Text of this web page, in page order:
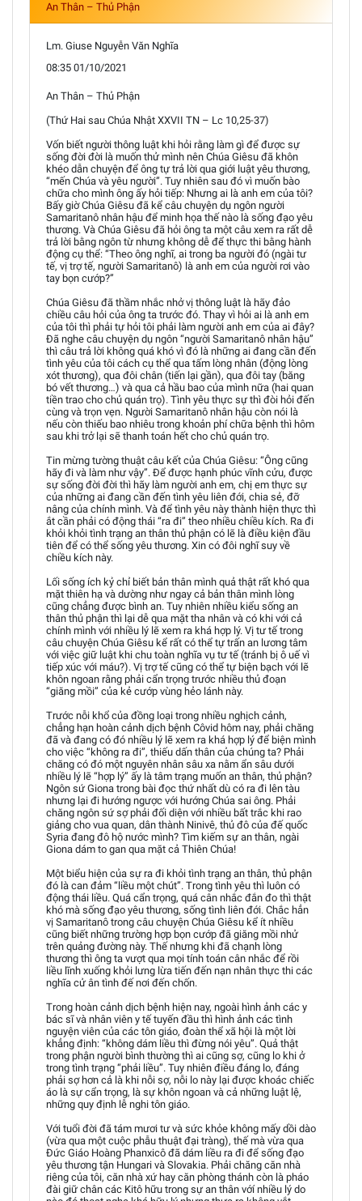
An Thân – Thủ Phận
Lm. Giuse Nguyễn Văn Nghĩa
08:35 01/10/2021
An Thân – Thủ Phận
(Thứ Hai sau Chúa Nhật XXVII TN – Lc 10,25-37)
Vốn biết người thông luật khi hỏi rằng làm gì để được sự
sống đời đời là muốn thử mình nên Chúa Giêsu đã khôn
khéo dẫn chuyện để ông tự trả lời qua giới luật yêu thương,
“mến Chúa và yêu người”. Tuy nhiên sau đó vì muốn bào
chữa cho mình ông ấy hỏi tiếp: Nhưng ai là anh em của tôi?
Bấy giờ Chúa Giêsu đã kể câu chuyện dụ ngôn người
Samaritanô nhân hậu để minh họa thế nào là sống đạo yêu
thương. Và Chúa Giêsu đã hỏi ông ta một câu xem ra rất dễ
trả lời bằng ngôn từ nhưng không dễ để thực thi bằng hành
động cụ thể: “Theo ông nghĩ, ai trong ba người đó (ngài tư
tế, vị trợ tế, người Samaritanô) là anh em của người rơi vào
tay bọn cướp?”
Chúa Giêsu đã thầm nhắc nhở vị thông luật là hãy đảo
chiều câu hỏi của ông ta trước đó. Thay vì hỏi ai là anh em
của tôi thì phải tự hỏi tôi phải làm người anh em của ai đây?
Đã nghe câu chuyện dụ ngôn “người Samaritanô nhân hậu”
thì câu trả lời không quá khó vì đó là những ai đang cần đến
tình yêu của tôi cách cụ thể qua tấm lòng nhân (động lòng
xót thương), qua đôi chân (tiến lại gần), qua đôi tay (băng
bó vết thương…) và qua cả hầu bao của mình nữa (hai quan
tiền trao cho chủ quán trọ). Tình yêu thực sự thì đòi hỏi đến
cùng và trọn vẹn. Người Samaritanô nhân hậu còn nói là
nếu còn thiếu bao nhiêu trong khoản phí chữa bệnh thì hôm
sau khi trở lại sẽ thanh toán hết cho chủ quán trọ.
Tin mừng tường thuật câu kết của Chúa Giêsu: “Ông cũng
hãy đi và làm như vậy”. Để được hạnh phúc vĩnh cửu, được
sự sống đời đời thì hãy làm người anh em, chị em thực sự
của những ai đang cần đến tình yêu liên đới, chia sẻ, đỡ
nâng của chính mình. Và để tình yêu này thành hiện thực thì
ắt cần phải có động thái “ra đi” theo nhiều chiều kích. Ra đi
khỏi khỏi tình trạng an thân thủ phận có lẽ là điều kiện đầu
tiên để có thể sống yêu thương. Xin có đôi nghĩ suy về
chiều kích này.
Lối sống ích kỷ chỉ biết bản thân mình quả thật rất khó qua
mặt thiên hạ và dường như ngay cả bản thân mình lòng
cũng chẳng được bình an. Tuy nhiên nhiều kiểu sống an
thân thủ phận thì lại dễ qua mặt tha nhân và có khi với cả
chính mình với nhiều lý lẽ xem ra khá hợp lý. Vị tư tế trong
câu chuyện Chúa Giêsu kể rất có thể tự trấn an lương tâm
với việc giữ luật khi chu toàn nghĩa vụ tư tế (tránh bị ô uế vì
tiếp xúc với máu?). Vị trợ tế cũng có thể tự biện bạch với lẽ
khôn ngoan rằng phải cẩn trọng trước nhiều thủ đoạn
“giăng mồi” của kẻ cướp vùng hẻo lánh này.
Trước nỗi khổ của đồng loại trong nhiều nghịch cảnh,
chẳng hạn hoàn cảnh dịch bệnh Côvid hôm nay, phải chăng
đã và đang có đó nhiều lý lẽ xem ra khá hợp lý để biện mình
cho việc “không ra đi”, thiếu dấn thân của chúng ta? Phải
chăng có đó một nguyên nhân sâu xa nằm ẩn sâu dưới
nhiều lý lẽ “hợp lý” ấy là tâm trạng muốn an thân, thủ phận?
Ngôn sứ Giona trong bài đọc thứ nhất dù có ra đi lên tàu
nhưng lại đi hướng ngược với hướng Chúa sai ông. Phải
chăng ngôn sứ sợ phải đối diện với nhiều bất trắc khi rao
giảng cho vua quan, dân thành Ninivê, thủ đô của đế quốc
Syria đang đô hộ nước mình? Tìm kiếm sự an thân, ngài
Giona dám to gan qua mặt cả Thiên Chúa!
Một biểu hiện của sự ra đi khỏi tình trạng an thân, thủ phận
đó là can đảm “liều một chút”. Trong tình yêu thì luôn có
động thái liều. Quá cẩn trọng, quá cân nhắc đắn đo thì thật
khó mà sống đạo yêu thương, sống tình liên đới. Chắc hẳn
vị Samaritanô trong câu chuyện Chúa Giêsu kể ít nhiều
cũng biết những trường hợp bọn cướp đã giăng mồi nhử
trên quảng đường này. Thế nhưng khi đã chạnh lòng
thương thì ông ta vượt qua mọi tính toán cân nhắc để rồi
liều lĩnh xuống khỏi lưng lừa tiến đến nạn nhân thực thi các
nghĩa cử ân tình đế nơi đến chốn.
Trong hoàn cảnh dịch bệnh hiện nay, ngoài hình ảnh các y
bác sĩ và nhân viên y tế tuyến đầu thì hình ảnh các tình
nguyện viên của các tôn giáo, đoàn thể xã hội là một lời
khẳng định: “không dám liều thì đừng nói yêu”. Quả thật
trong phận người bình thường thì ai cũng sợ, cũng lo khi ở
trong tình trạng “phải liều”. Tuy nhiên điều đáng lo, đáng
phải sợ hơn cả là khi nỗi sợ, nỗi lo này lại được khoác chiếc
áo là sự cẩn trọng, là sự khôn ngoan và cả những luật lệ,
những quy định lễ nghi tôn giáo.
Với tuổi đời đã tám mươi tư và sức khỏe không mấy dồi dào
(vừa qua một cuộc phẫu thuật đại tràng), thế mà vừa qua
Đức Giáo Hoàng Phanxicô đã dám liều ra đi để sống đạo
yêu thương tận Hungari và Slovakia. Phải chăng căn nhà
riêng của tôi, căn nhà xứ hay căn phòng thánh còn là pháo
đài giữ chân các Kitô hữu trong sự an thân vớí nhiều lý do